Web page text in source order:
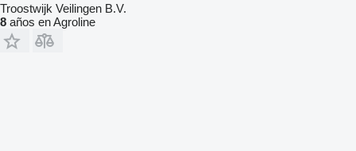
Troostwijk Veilingen B.V.
8 años en Agroline